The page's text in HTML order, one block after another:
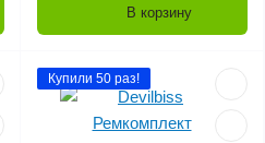
В корзину
Купили 50 раз!